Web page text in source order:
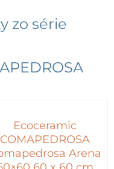
zo série
Ecoceramic
COMAPEDROSA
Arena